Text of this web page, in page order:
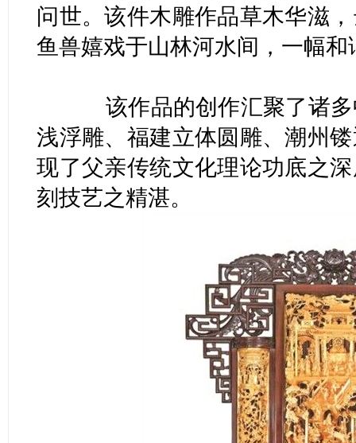
问世。该件木雕作品草木华滋
鱼兽嬉戏于山林河水间，一幅
该作品的创作汇聚了诸多
浅浮雕、福建立体圆雕、潮州
现了父亲传统文化理论功底之
刻技艺之精湛。